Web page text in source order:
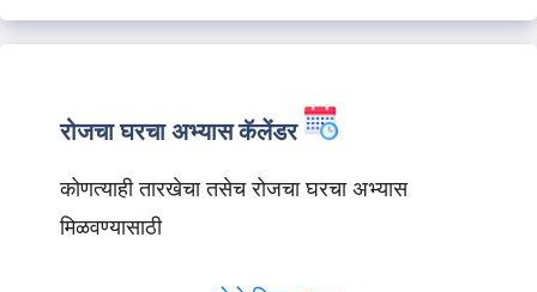
रोजचा घरचा अभ्यास कॅलेंडर
कोणत्याही तारखेचा तसेच रोजचा घरचा अभ्यास
मिळवण्यासाठी